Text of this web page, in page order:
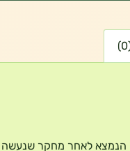
הנמצא לאחר מחקר שנעשה